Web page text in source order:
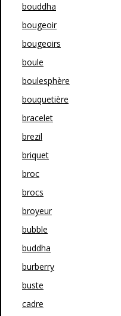
bouddha
bougeoir
bougeoirs
boule
boulesphère
bouquetière
bracelet
brezil
briquet
broc
brocs
broyeur
bubble
buddha
burberry
buste
cadre